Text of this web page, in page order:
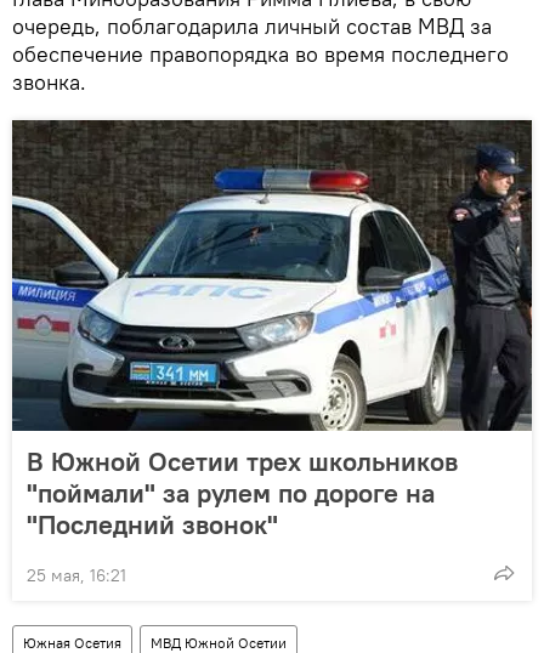
очередь, поблагодарила личный состав МВД за
обеспечение правопорядка во время последнего
звонка.
В Южной Осетии трех школьников
"поймали" за рулем по дороге на
"Последний звонок"
25 мая, 16:21
Южная Осетия МВД Южной Осетии